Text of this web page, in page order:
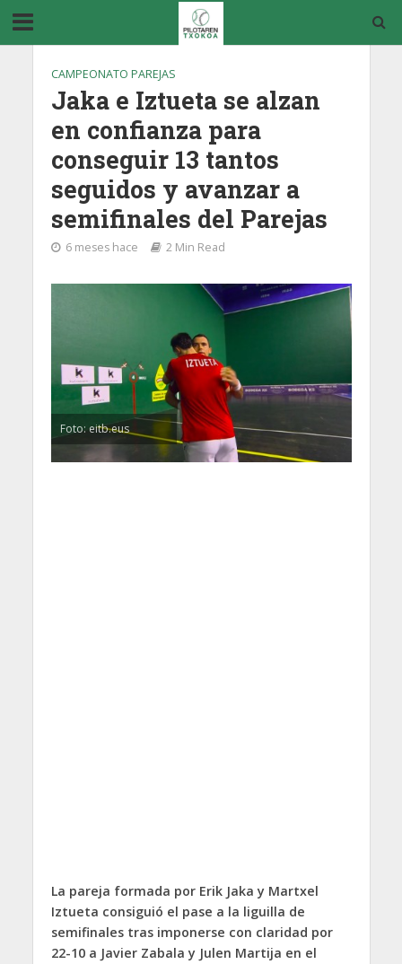
CAMPEONATO PAREJAS
Jaka e Iztueta se alzan
en confianza para
conseguir 13 tantos
seguidos y avanzar a
semifinales del Parejas
6 meses hace 2 Min Read
Foto: eitb.eus
La pareja formada por Erik Jaka y Martxel
Iztueta consiguió el pase a la liguilla de
semifinales tras imponerse con claridad por
22-10 a Javier Zabala y Julen Martija en el